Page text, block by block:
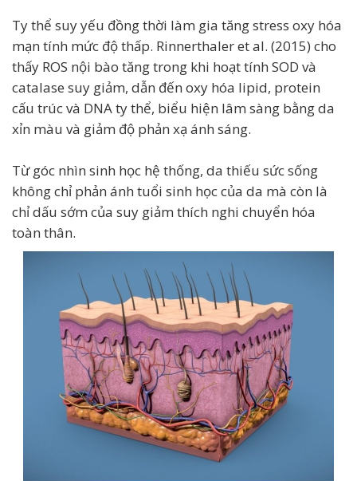
Ty thể suy yếu đồng thời làm gia tăng stress oxy hóa
mạn tính mức độ thấp. Rinnerthaler et al. (2015) cho
thấy ROS nội bào tăng trong khi hoạt tính SOD và
catalase suy giảm, dẫn đến oxy hóa lipid, protein
cấu trúc và DNA ty thể, biểu hiện lâm sàng bằng da
xỉn màu và giảm độ phản xạ ánh sáng.
Từ góc nhìn sinh học hệ thống, da thiếu sức sống
không chỉ phản ánh tuổi sinh học của da mà còn là
chỉ dấu sớm của suy giảm thích nghi chuyển hóa
toàn thân.